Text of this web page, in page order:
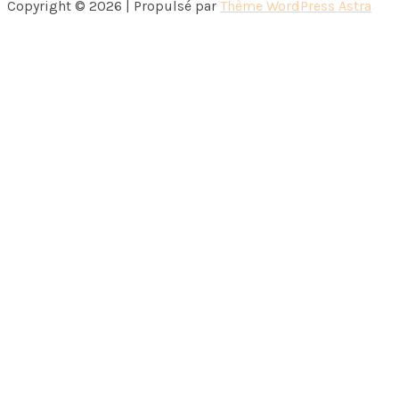
escarpin
Copyright © 2026 | Propulsé par Thème WordPress Astra